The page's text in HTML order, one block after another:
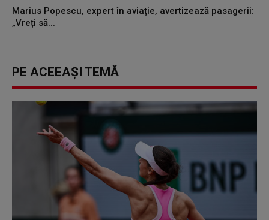
Marius Popescu, expert în aviație, avertizează pasagerii:
„Vreți să...
PE ACEEAȘI TEMĂ